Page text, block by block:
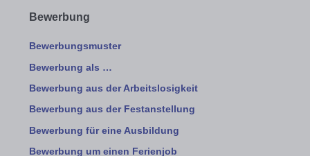
Bewerbung
Bewerbungsmuster
Bewerbung als …
Bewerbung aus der Arbeitslosigkeit
Bewerbung aus der Festanstellung
Bewerbung für eine Ausbildung
Bewerbung um einen Ferienjob